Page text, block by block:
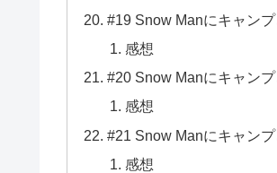
#19 Snow Manにキャン
感想
#20 Snow Manにキャン
感想
#21 Snow Manにキャン
感想